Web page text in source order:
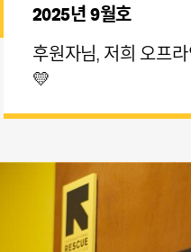
2025년 9월호
후원자님, 저희 오프
💛